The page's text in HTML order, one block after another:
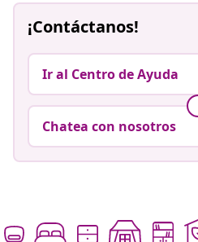
¡Contáctanos!
Ir al Centro de Ayuda
Chatea con nosotros